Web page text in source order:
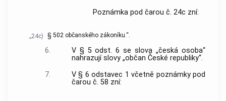
Poznámka pod čarou č. 24c zní:
„24c) § 502 občanského zákoníku.“.
6.
V § 5 odst. 6 se slova „česká osoba“
nahrazují slovy „občan České republiky“.
7.
V § 6 odstavec 1 včetně poznámky pod
čarou č. 58 zní: